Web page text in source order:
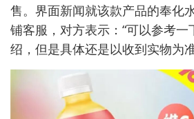
售。界面新闻就该款产品的奉化
铺客服，对方表示：“可以参考
绍，但是具体还是以收到实物为